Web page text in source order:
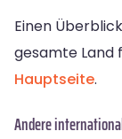
Einen
gesamte Land
Hauptseite.
Andere